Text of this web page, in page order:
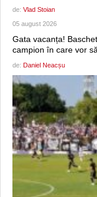
de: Vlad Stoian
05 august 2026
Gata vacanța!
campion în care vor
de: Daniel Neacșu